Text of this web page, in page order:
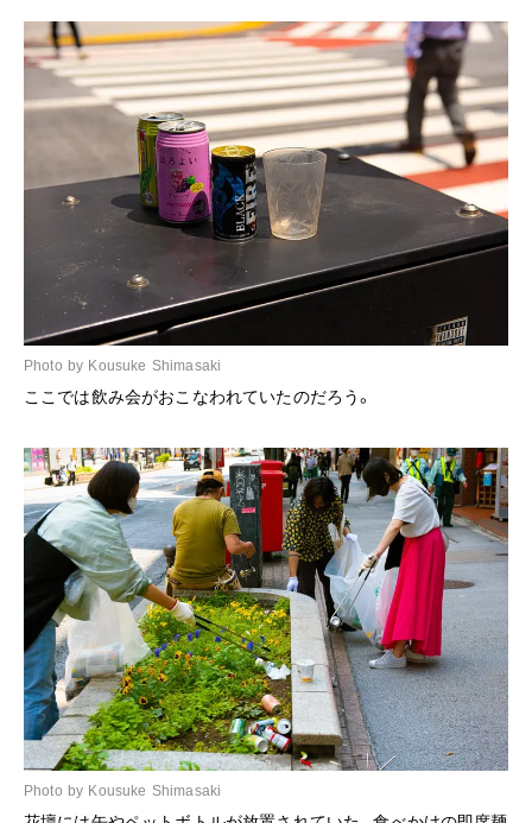
Photo by Kousuke Shimasaki
ここでは飲み会がおこなわれていたのだろう。
Photo by Kousuke Shimasaki